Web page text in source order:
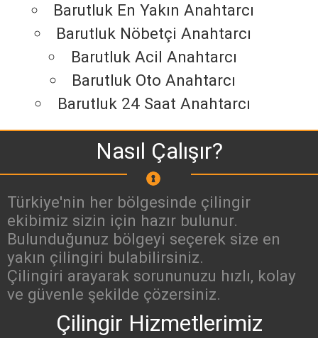
Barutluk En Yakın Anahtarcı
Barutluk Nöbetçi Anahtarcı
Barutluk Acil Anahtarcı
Barutluk Oto Anahtarcı
Barutluk 24 Saat Anahtarcı
Nasıl Çalışır?
Türkiye'nin her bölgesinde çilingir
ekibimiz sizin için hazır bulunur.
Bulunduğunuz bölgeyi seçerek size en
yakın çilingiri bulabilirsiniz.
Çilingiri arayarak sorununuzu hızlı, kolay
ve güvenle şekilde çözersiniz.
Çilingir Hizmetlerimiz